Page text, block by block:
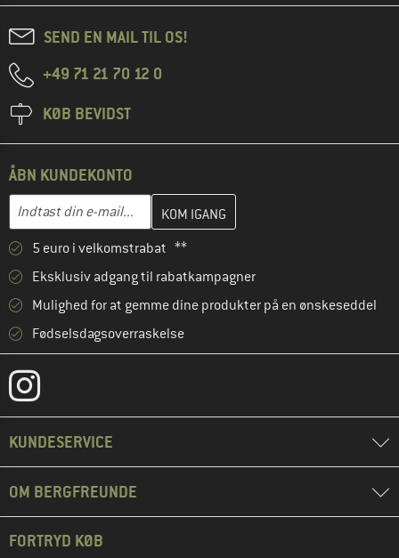
SEND EN MAIL TIL OS!
+49 71 21 70 12 0
KØB BEVIDST
ÅBN KUNDEKONTO
E-mail-adresse
Indtast din e-mailadresse her, og opret i næste trin din
5 euro i velkomstrabat **
Eksklusiv adgang til rabatkampagner
Mulighed for at gemme dine produkter på en ønskeseddel
Fødselsdagsoverraskelse
KUNDESERVICE
OM BERGFREUNDE
FORTRYD KØB